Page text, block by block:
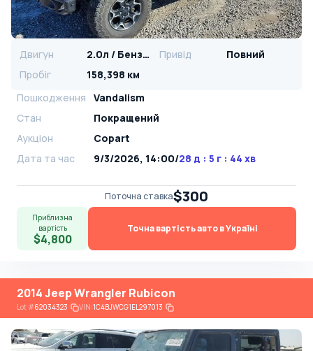
Двигун 2.0л / Бензин Привід
Повний
Пробіг
158,398 км
Пошкодження
Vandalism
Стан
Покращений
Аукціон
Copart
Дата та час
9/3/2026, 14:00/28 д : 5 г : 44 хв
Поточна ставка$300
Приблизна
вартість
$4,800
Точна вартість авто в Україні
2014 Jeep Wrangler Rubicon
Lot#62034323 VIN:1C4BJWCG1EL297013